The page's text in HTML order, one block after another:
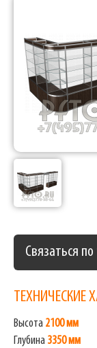
Связаться
ТЕХНИЧЕСКИЕ
Высота 2100 мм
Глубина 3350 мм